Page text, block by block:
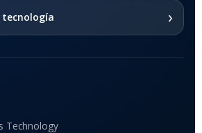
›
Technology